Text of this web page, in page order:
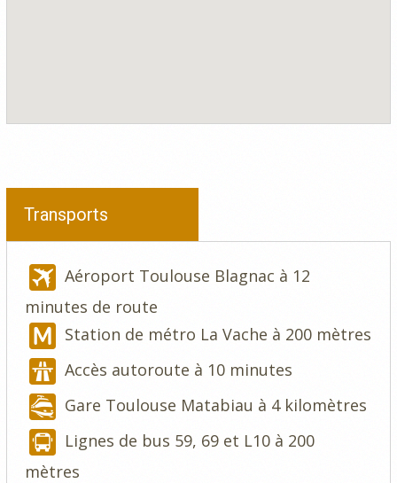
Transports
Aéroport Toulouse Blagnac à 12
minutes de route
Station de métro La Vache à 200 mètres
Accès autoroute à 10 minutes
Gare Toulouse Matabiau à 4 kilomètres
Lignes de bus 59, 69 et L10 à 200
mètres